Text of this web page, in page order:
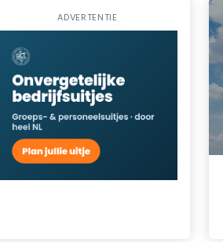
ADVERTENTIE